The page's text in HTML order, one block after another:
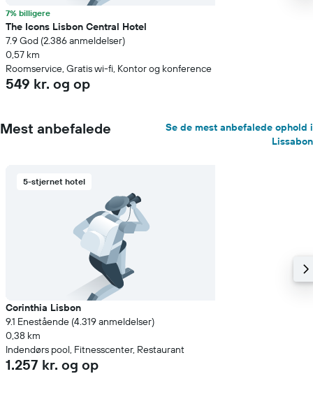
7% billigere
The Icons Lisbon Central Hotel
7.9 God (2.386 anmeldelser)
0,57 km
Roomservice, Gratis wi-fi, Kontor og konference
549 kr. og op
Mest anbefalede
Se de mest anbefalede ophold i
Lissabon
5-stjernet hotel
Corinthia Lisbon
9.1 Enestående (4.319 anmeldelser)
0,38 km
Indendørs pool, Fitnesscenter, Restaurant
1.257 kr. og op